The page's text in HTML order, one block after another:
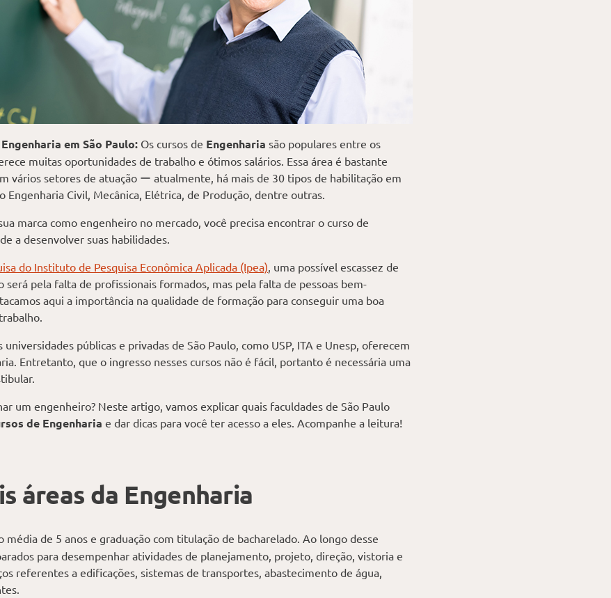
em São Paulo: Os cursos de Engenharia são populares entre os
muitas oportunidades de trabalho e ótimos salários. Essa área é bastante
vários setores de atuação ー atualmente, há mais de 30 tipos de habilitação em
Engenharia Civil, Mecânica, Elétrica, de Produção, dentre outras.
marca como engenheiro no mercado, você precisa encontrar o curso de
a desenvolver suas habilidades.
do Instituto de Pesquisa Econômica Aplicada (Ipea), uma possível escassez de
pela falta de profissionais formados, mas pela falta de pessoas bem-
aqui a importância na qualidade de formação para conseguir uma boa
públicas e privadas de São Paulo, como USP, ITA e Unesp, oferecem
Entretanto, que o ingresso nesses cursos não é fácil, portanto é necessária uma
um engenheiro? Neste artigo, vamos explicar quais faculdades de São Paulo
de Engenharia e dar dicas para você ter acesso a eles. Acompanhe a leitura!
áreas da Engenharia
média de 5 anos e graduação com titulação de bacharelado. Ao longo desse
para desempenhar atividades de planejamento, projeto, direção, vistoria e
referentes a edificações, sistemas de transportes, abastecimento de água,